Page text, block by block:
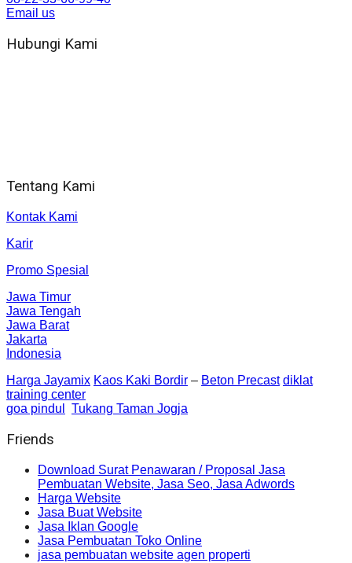
Email us
Hubungi Kami
Tentang Kami
Kontak Kami
Karir
Promo Spesial
Jawa Timur
Jawa Tengah
Jawa Barat
Jakarta
Indonesia
Harga Jayamix Kaos Kaki Bordir – Beton Precast diklat
training center
goa pindul
Tukang Taman Jogja
Friends
Download Surat Penawaran / Proposal Jasa
Pembuatan Website, Jasa Seo, Jasa Adwords
Harga Website
Jasa Buat Website
Jasa Iklan Google
Jasa Pembuatan Toko Online
jasa pembuatan website agen properti